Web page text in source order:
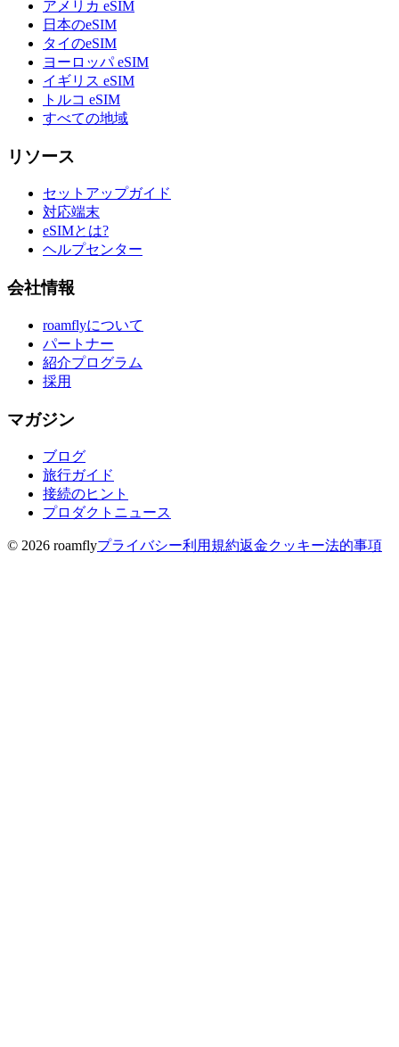
アメリカ eSIM
日本のeSIM
タイのeSIM
ヨーロッパ eSIM
イギリス eSIM
トルコ eSIM
すべての地域
リソース
セットアップガイド
対応端末
eSIMとは?
ヘルプセンター
会社情報
roamflyについて
パートナー
紹介プログラム
採用
マガジン
ブログ
旅行ガイド
接続のヒント
プロダクトニュース
© 2026 roamflyプライバシー利用規約返金クッキー法的事項